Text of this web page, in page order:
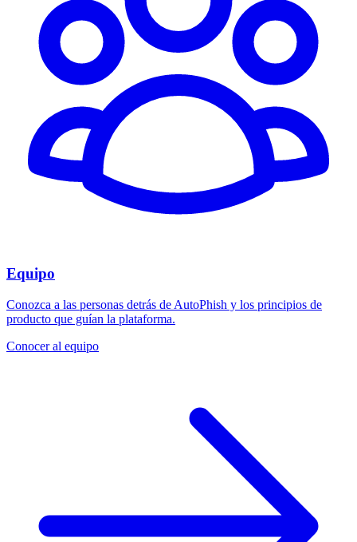
Equipo
Conozca a las personas detrás de AutoPhish y los principios de
producto que guían la plataforma.
Conocer al equipo